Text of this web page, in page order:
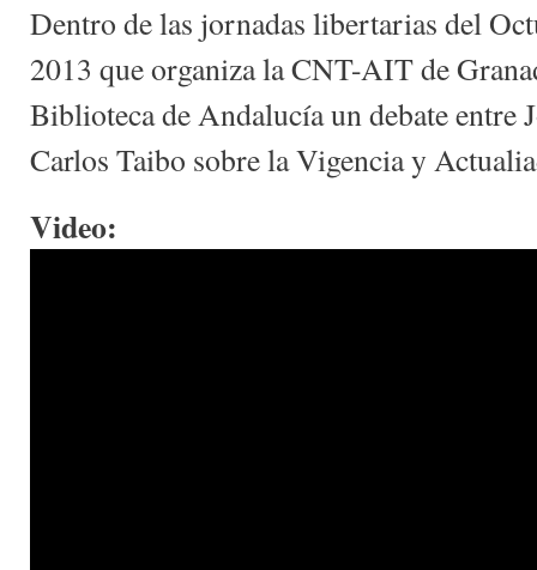
Dentro de las jornadas libertarias del
2013 que organiza la CNT-AIT de
Biblioteca de Andalucía un debate entre
Carlos Taibo sobre la Vigencia y
Video: